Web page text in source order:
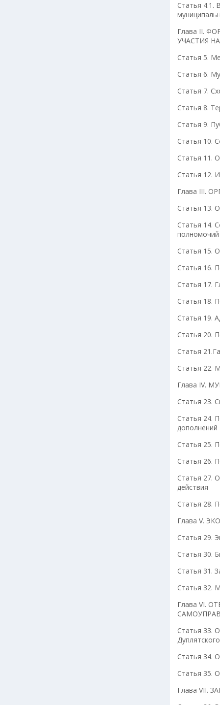
Статья 4.1.
Глава II.
УЧАСТИЯ
Статья 5.
Статья 6.
Статья 7.
Статья 8.
Статья 9.
Статья 10.
Статья 11.
Статья 12.
Глава III.
Статья 13.
Статья 14.
полномочий
Статья 15.
Статья 16.
Статья 17.
Статья 18.
Статья 19.
Статья 20.
Статья
Статья 22.
Глава IV.
Статья 23.
Статья 24.
дополнений
Статья 25.
Статья 26.
Статья 27.
действия
Статья 28.
Глава V.
Статья 29.
Статья 30.
Статья 31.
Статья 32.
Глава VI.
Статья 33.
Статья 34.
Статья 35.
Глава VII.